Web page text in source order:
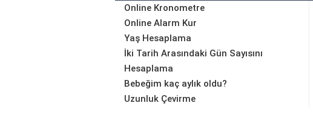
Online Kronometre
Online Alarm Kur
Yaş Hesaplama
İki Tarih Arasındaki Gün Sayısını
Hesaplama
Bebeğim kaç aylık oldu?
Uzunluk Çevirme